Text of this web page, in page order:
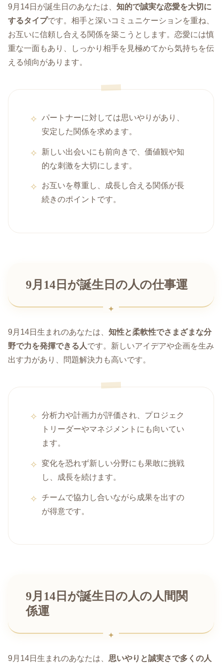
9月14日が誕生日のあなたは、 知的で誠実な恋愛を大切に
するタイプです。相手と深いコミュニケーションを重ね、
お互いに信頼し合える関係を築こうとします。恋愛には慎
重な一面もあり、しっかり相手を見極めてから気持ちを伝
える傾向があります。
パートナーに対しては思いやりがあり、
安定した関係を求めます。
新しい出会いにも前向きで、価値観や知
的な刺激を大切にします。
お互いを尊重し、成長し合える関係が長
続きのポイントです。
9月14日が誕生日の人の仕事運
9月14日生まれのあなたは、 知性と柔軟性でさまざまな分
野で力を発揮できる人です。新しいアイデアや企画を生み
出す力があり、問題解決力も高いです。
分析力や計画力が評価され、プロジェク
トリーダーやマネジメントにも向いてい
ます。
変化を恐れず新しい分野にも果敢に挑戦
し、成長を続けます。
チームで協力し合いながら成果を出すの
が得意です。
9月14日が誕生日の人の人間関
係運
9月14日生まれのあなたは、 思いやりと誠実さで多くの人